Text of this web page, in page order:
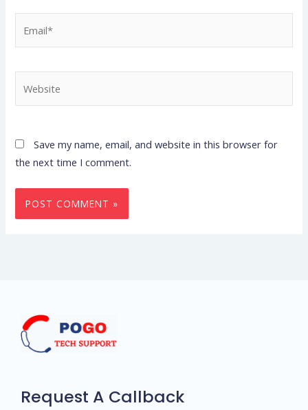
Save my name, email, and website in this browser for
the next time I comment.
Request A Callback